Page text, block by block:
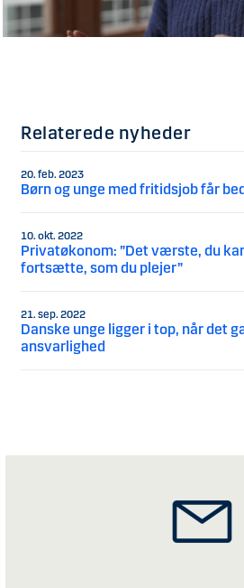
Relaterede nyheder
20. feb. 2023
Børn og unge med fritidsjob får
10. okt. 2022
Privatøkonom: ”Det værste, du
fortsætte, som du plejer”
21. sep. 2022
Danske unge ligger i top, når det
ansvarlighed